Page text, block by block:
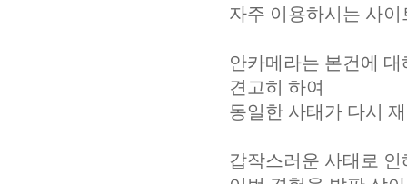
자주 이용하시는 사
안카메라는 본건에
견고히 하여
동일한 사태가 다시
갑작스러운 사태로